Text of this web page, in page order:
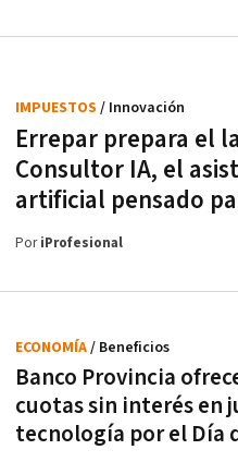
Errepar prepara el
Consultor IA, el
artificial pensado
IMPUESTOS / Innovación
PoriProfesional
Banco Provincia
cuotas sin interés en
tecnología por el Día
ECONOMÍA/ Beneficios